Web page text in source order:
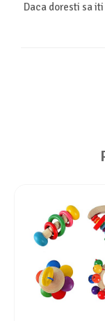
Daca doresti sa